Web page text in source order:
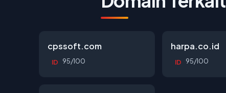
cpssoft.com
ID 95/100
harpa.co.id
ID 95/100